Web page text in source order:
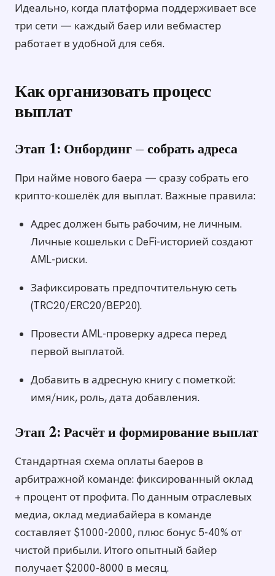
Идеально, когда платформа поддерживает все
три сети — каждый баер или вебмастер
работает в удобной для себя.
Как организовать процесс
выплат
Этап 1: Онбординг — собрать адреса
При найме нового баера — сразу собрать его
крипто-кошелёк для выплат. Важные правила:
Адрес должен быть рабочим, не личным.
Личные кошельки с DeFi-историей создают
AML-риски.
Зафиксировать предпочтительную сеть
(TRC20/ERC20/BEP20).
Провести AML-проверку адреса перед
первой выплатой.
Добавить в адресную книгу с пометкой:
имя/ник, роль, дата добавления.
Этап 2: Расчёт и формирование выплат
Стандартная схема оплаты баеров в
арбитражной команде: фиксированный оклад
+ процент от профита. По данным отраслевых
медиа, оклад медиабайера в команде
составляет $1000-2000, плюс бонус 5-40% от
чистой прибыли. Итого опытный байер
получает $2000-8000 в месяц.